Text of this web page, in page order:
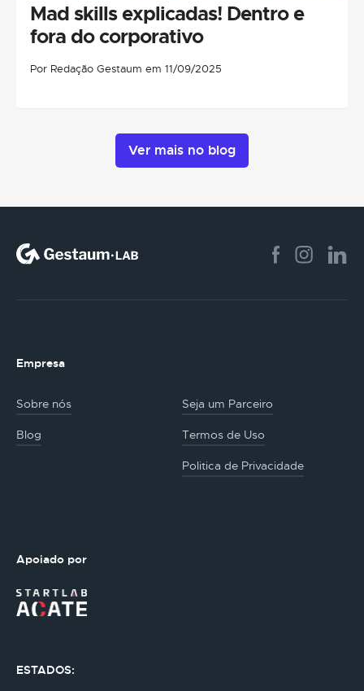
Mad skills explicadas! Dentro e
fora do corporativo
Por Redação Gestaum em 11/09/2025
Ver mais no blog
Empresa
Sobre nós Seja um Parceiro
Blog Termos de Uso
Politica de Privacidade
Apoiado por
ESTADOS: